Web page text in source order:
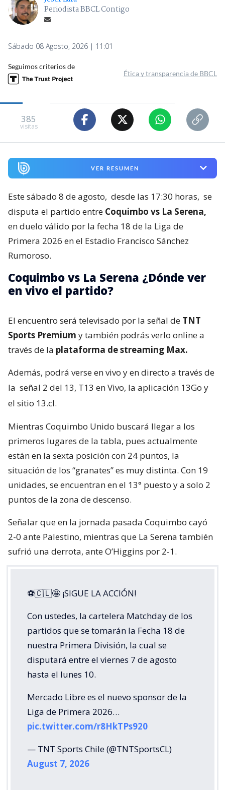
Periodista BBCL Contigo
Sábado 08 Agosto, 2026 | 11:01
Seguimos criterios de
Ética y transparencia de BBCL
385
visitas
VER RESUMEN
Este sábado 8 de agosto, desde las 17:30 horas, se
disputa el partido entre Coquimbo vs La Serena,
en duelo válido por la fecha 18 de la Liga de
Primera 2026 en el Estadio Francisco Sánchez
Rumoroso.
Coquimbo vs La Serena ¿Dónde ver
en vivo el partido?
El encuentro será televisado por la señal de TNT
Sports Premium y también podrás verlo online a
través de la plataforma de streaming Max.
Además, podrá verse en vivo y en directo a través de
la señal 2 del 13, T13 en Vivo, la aplicación 13Go y
el sitio 13.cl.
Mientras Coquimbo Unido buscará llegar a los
primeros lugares de la tabla, pues actualmente
están en la sexta posición con 24 puntos, la
situación de los “granates” es muy distinta. Con 19
unidades, se encuentran en el 13° puesto y a solo 2
puntos de la zona de descenso.
Señalar que en la jornada pasada Coquimbo cayó
2-0 ante Palestino, mientras que La Serena también
sufrió una derrota, ante O’Higgins por 2-1.
⚽🇨🇱🤩 ¡SIGUE LA ACCIÓN!
Con ustedes, la cartelera Matchday de los
partidos que se tomarán la Fecha 18 de
nuestra Primera División, la cual se
disputará entre el viernes 7 de agosto
hasta el lunes 10.
Mercado Libre es el nuevo sponsor de la
Liga de Primera 2026…
pic.twitter.com/r8HkTPs920
— TNT Sports Chile (@TNTSportsCL)
August 7, 2026